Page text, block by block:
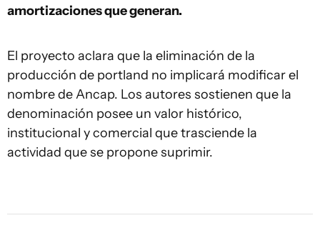
amortizaciones que generan.
El proyecto aclara que la eliminación de la
producción de portland no implicará modificar el
nombre de Ancap. Los autores sostienen que la
denominación posee un valor histórico,
institucional y comercial que trasciende la
actividad que se propone suprimir.